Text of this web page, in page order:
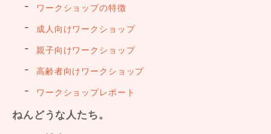
ワークショップの特徴
成人向けワークショップ
親子向けワークショップ
高齢者向けワークショップ
ワークショップレポート
ねんどうな人たち。